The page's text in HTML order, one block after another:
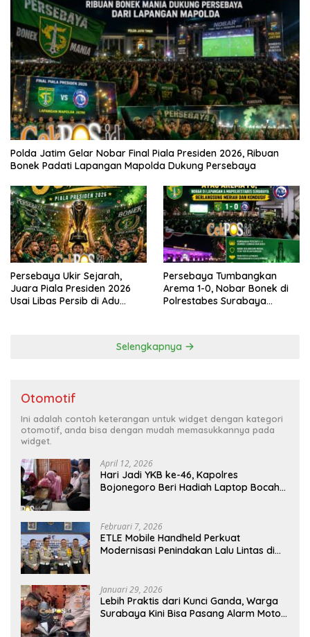
Polda Jatim Gelar Nobar Final Piala Presiden 2026, Ribuan
Bonek Padati Lapangan Mapolda Dukung Persebaya
Persebaya Ukir Sejarah,
Juara Piala Presiden 2026
Usai Libas Persib di Adu
Persebaya Tumbangkan
Arema 1-0, Nobar Bonek di
Polrestabes Surabaya
Selengkapnya
Otomotif
Ini adalah contoh keterangan untuk widget dengan kategori
otomotif, anda bisa dengan mudah memasukkannya pada
widget.
April 12, 2026
Hari Jadi YKB ke-46, Kapolres
Bojonegoro Beri Hadiah Laptop Bocah
Februari 7, 2026
ETLE Mobile Handheld Perkuat
Modernisasi Penindakan Lalu Lintas di
Januari 29, 2026
Lebih Praktis dari Kunci Ganda, Warga
Surabaya Kini Bisa Pasang Alarm Motor